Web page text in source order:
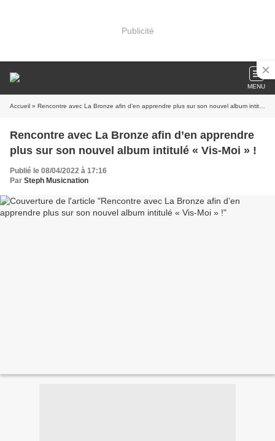
Publicité
MENU
Accueil » Rencontre avec La Bronze afin d’en apprendre plus sur son nouvel album intitulé « Vis-Moi » !
Rencontre avec La Bronze afin d’en apprendre
plus sur son nouvel album intitulé « Vis-Moi » !
Publié le 08/04/2022 à 17:16
Par Steph Musicnation